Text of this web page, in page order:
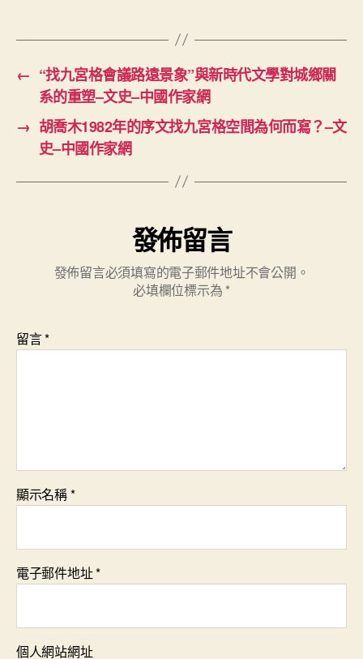
← “找九宮格會議路遠景象”與新時代文學對城鄉關
系的重塑–文史–中國作家網
→ 胡喬木1982年的序文找九宮格空間為何而寫？–文
史–中國作家網
發佈留言
發佈留言必須填寫的電子郵件地址不會公開。
必填欄位標示為 *
留言*
顯示名稱*
電子郵件地址*
個人網站網址